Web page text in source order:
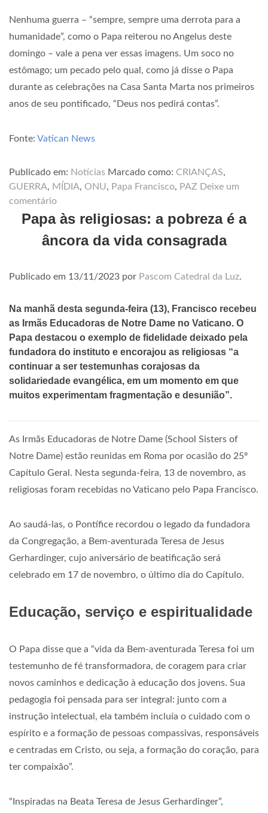
Nenhuma guerra – “sempre, sempre uma derrota para a
humanidade”, como o Papa reiterou no Angelus deste
domingo – vale a pena ver essas imagens. Um soco no
estômago; um pecado pelo qual, como já disse o Papa
durante as celebrações na Casa Santa Marta nos primeiros
anos de seu pontificado, “Deus nos pedirá contas”.
Fonte: Vatican News
Publicado em: Notícias Marcado como: CRIANÇAS,
GUERRA, MÍDIA, ONU, Papa Francisco, PAZ Deixe um
comentário
Papa às religiosas: a pobreza é a
âncora da vida consagrada
Publicado em 13/11/2023 por Pascom Catedral da Luz.
Na manhã desta segunda-feira (13), Francisco recebeu
as Irmãs Educadoras de Notre Dame no Vaticano. O
Papa destacou o exemplo de fidelidade deixado pela
fundadora do instituto e encorajou as religiosas “a
continuar a ser testemunhas corajosas da
solidariedade evangélica, em um momento em que
muitos experimentam fragmentação e desunião”.
As Irmãs Educadoras de Notre Dame (School Sisters of
Notre Dame) estão reunidas em Roma por ocasião do 25º
Capítulo Geral. Nesta segunda-feira, 13 de novembro, as
religiosas foram recebidas no Vaticano pelo Papa Francisco.
Ao saudá-las, o Pontífice recordou o legado da fundadora
da Congregação, a Bem-aventurada Teresa de Jesus
Gerhardinger, cujo aniversário de beatificação será
celebrado em 17 de novembro, o último dia do Capítulo.
Educação, serviço e espiritualidade
O Papa disse que a “vida da Bem-aventurada Teresa foi um
testemunho de fé transformadora, de coragem para criar
novos caminhos e dedicação à educação dos jovens. Sua
pedagogia foi pensada para ser integral: junto com a
instrução intelectual, ela também incluía o cuidado com o
espírito e a formação de pessoas compassivas, responsáveis
e centradas em Cristo, ou seja, a formação do coração, para
ter compaixão”.
“Inspiradas na Beata Teresa de Jesus Gerhardinger”,